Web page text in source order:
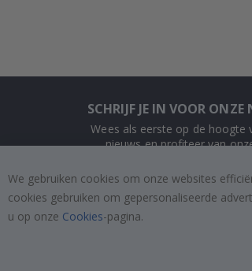
SCHRIJF JE IN VOOR ONZE
Wees als eerste op de hoogte
nieuws en profiteer van
We gebruiken cookies om onze websites
cookies gebruiken om gepersonaliseerde
u op onze Cookies-pagina.